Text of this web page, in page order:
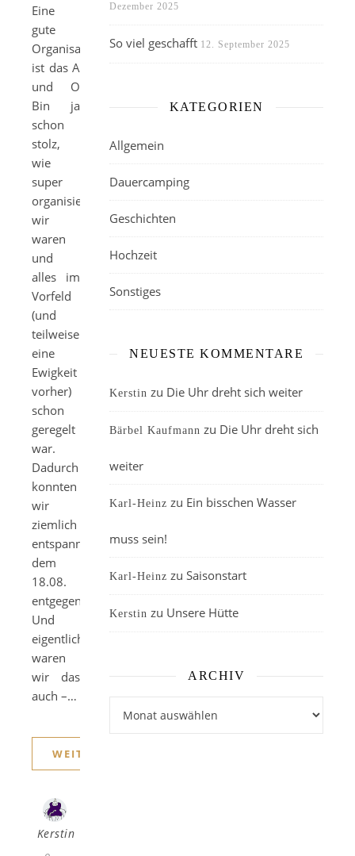
Eine
gute
Organisation
ist das A
und O
Bin ja
schon
stolz,
wie
super
organisiert
wir
waren
und
alles im
Vorfeld
(und
teilweise
eine
Ewigkeit
vorher)
schon
geregelt
war.
Dadurch
konnten
wir
ziemlich
entspannt
dem
18.08.
entgegensehen.
Und
eigentlich
waren
wir das
auch –…
WEITERLESEN
Kerstin
Dezember 2025
So viel geschafft 12. September 2025
KATEGORIEN
Allgemein
Dauercamping
Geschichten
Hochzeit
Sonstiges
NEUESTE KOMMENTARE
Kerstin zu Die Uhr dreht sich weiter
Bärbel Kaufmann zu Die Uhr dreht sich
weiter
Karl-Heinz zu Ein bisschen Wasser
muss sein!
Karl-Heinz zu Saisonstart
Kerstin zu Unsere Hütte
ARCHIV